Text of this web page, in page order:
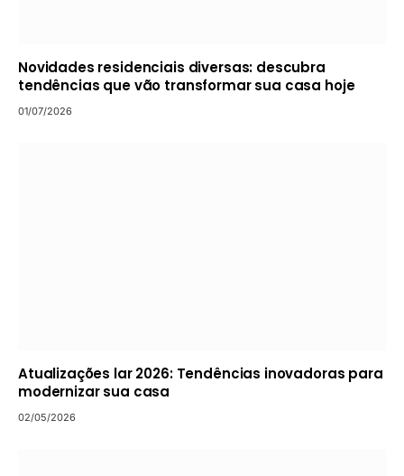
Novidades residenciais diversas: descubra
tendências que vão transformar sua casa hoje
01/07/2026
Atualizações lar 2026: Tendências inovadoras para
modernizar sua casa
02/05/2026